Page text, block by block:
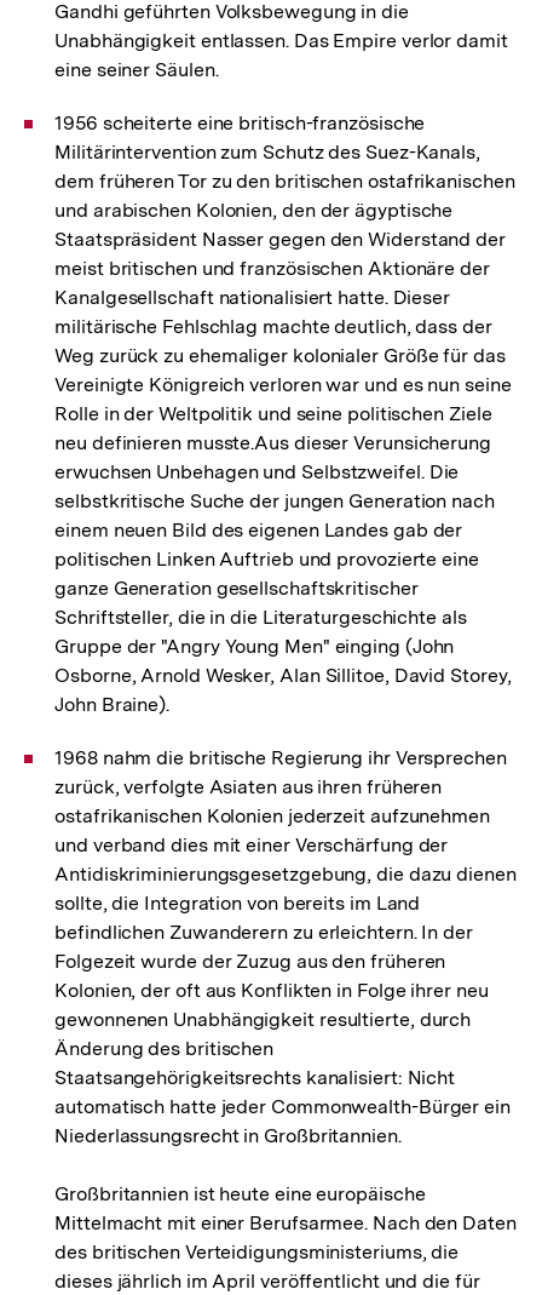
Gandhi geführten Volksbewegung in die
Unabhängigkeit entlassen. Das Empire verlor damit
eine seiner Säulen.
1956 scheiterte eine britisch-französische
Militärintervention zum Schutz des Suez-Kanals,
dem früheren Tor zu den britischen ostafrikanischen
und arabischen Kolonien, den der ägyptische
Staatspräsident Nasser gegen den Widerstand der
meist britischen und französischen Aktionäre der
Kanalgesellschaft nationalisiert hatte. Dieser
militärische Fehlschlag machte deutlich, dass der
Weg zurück zu ehemaliger kolonialer Größe für das
Vereinigte Königreich verloren war und es nun seine
Rolle in der Weltpolitik und seine politischen Ziele
neu definieren musste.Aus dieser Verunsicherung
erwuchsen Unbehagen und Selbstzweifel. Die
selbstkritische Suche der jungen Generation nach
einem neuen Bild des eigenen Landes gab der
politischen Linken Auftrieb und provozierte eine
ganze Generation gesellschaftskritischer
Schriftsteller, die in die Literaturgeschichte als
Gruppe der "Angry Young Men" einging (John
Osborne, Arnold Wesker, Alan Sillitoe, David Storey,
John Braine).
1968 nahm die britische Regierung ihr Versprechen
zurück, verfolgte Asiaten aus ihren früheren
ostafrikanischen Kolonien jederzeit aufzunehmen
und verband dies mit einer Verschärfung der
Antidiskriminierungsgesetzgebung, die dazu dienen
sollte, die Integration von bereits im Land
befindlichen Zuwanderern zu erleichtern. In der
Folgezeit wurde der Zuzug aus den früheren
Kolonien, der oft aus Konflikten in Folge ihrer neu
gewonnenen Unabhängigkeit resultierte, durch
Änderung des britischen
Staatsangehörigkeitsrechts kanalisiert: Nicht
automatisch hatte jeder Commonwealth-Bürger ein
Niederlassungsrecht in Großbritannien.
Großbritannien ist heute eine europäische
Mittelmacht mit einer Berufsarmee. Nach den Daten
des britischen Verteidigungsministeriums, die
dieses jährlich im April veröffentlicht und die für